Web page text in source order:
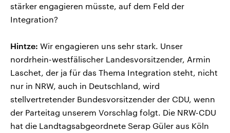
stärker engagieren müsste, auf dem Feld der
Integration?
Hintze: Wir engagieren uns sehr stark. Unser
nordrhein-westfälischer Landesvorsitzender, Armin
Laschet, der ja für das Thema Integration steht, nicht
nur in NRW, auch in Deutschland, wird
stellvertretender Bundesvorsitzender der CDU, wenn
der Parteitag unserem Vorschlag folgt. Die NRW-CDU
hat die Landtagsabgeordnete Serap Güler aus Köln